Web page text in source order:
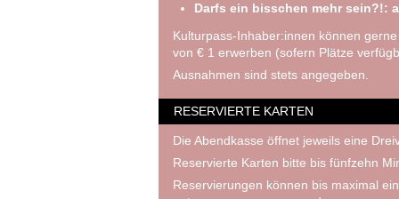
Darfs ein bisschen mehr sein?!:
Kulturpass-Inhaber:innen können
von € 1 erwerben (sofern Plätze
Ausnahmen sind stets angegeben.
RESERVIERTE KARTEN
Die Abendkasse öffnet jeweils eine
Reservierte Karten bitte bis fünfzehn
Reservierungen können bis maximal